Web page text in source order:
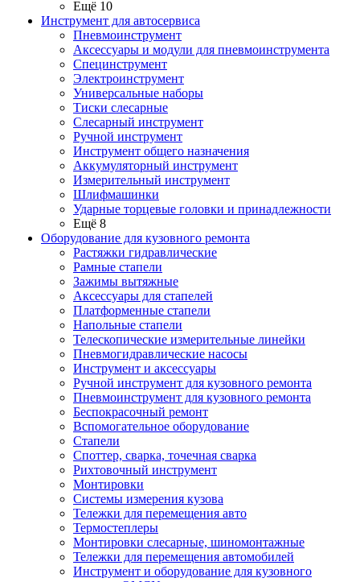
Ещё 10
Инструмент для автосервиса
Пневмоинструмент
Аксессуары и модули для пневмоинструмента
Специнструмент
Электроинструмент
Универсальные наборы
Тиски слесарные
Слесарный инструмент
Ручной инструмент
Инструмент общего назначения
Аккумуляторный инструмент
Измерительный инструмент
Шлифмашинки
Ударные торцевые головки и принадлежности
Ещё 8
Оборудование для кузовного ремонта
Растяжки гидравлические
Рамные стапели
Зажимы вытяжные
Аксессуары для стапелей
Платформенные стапели
Напольные стапели
Телескопические измерительные линейки
Пневмогидравлические насосы
Инструмент и аксессуары
Ручной инструмент для кузовного ремонта
Пневмоинструмент для кузовного ремонта
Беспокрасочный ремонт
Вспомогательное оборудование
Стапели
Споттер, сварка, точечная сварка
Рихтовочный инструмент
Монтировки
Системы измерения кузова
Тележки для перемещения авто
Термостеплеры
Монтировки слесарные, шиномонтажные
Тележки для перемещения автомобилей
Инструмент и оборудование для кузовного